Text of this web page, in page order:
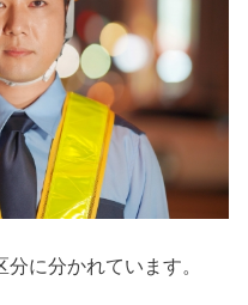
に分かれています。